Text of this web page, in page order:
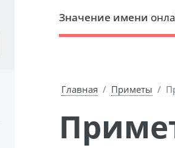
Значение имени
Главная Приметы